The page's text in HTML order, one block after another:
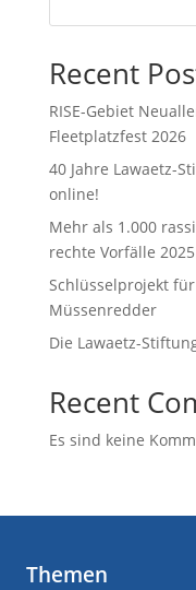
Recent
RISE-Gebiet
Fleetplatzfest 2026
40 Jahre Lawaetz-
online!
Mehr als 1.000
rechte Vorfälle
Schlüsselprojekt
Müssenredder
Die Lawaetz-
Recent
Es sind keine
Themen